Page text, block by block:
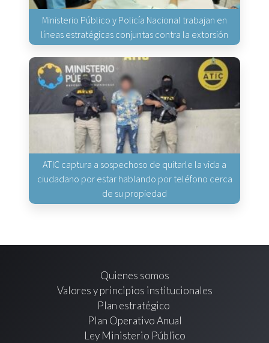
Ministerio Público y Policía Nacional trabajan en
líneas estratégicas conjuntas contra la extorsión
ATIC captura a sospechoso de quitarle la vida a
ciudadano por estar hablando por teléfono cerca
de su propiedad
Quienes somos
Valores y principios institucionales
Plan estratégico
Plan Operativo Anual
Ley Ministerio Público